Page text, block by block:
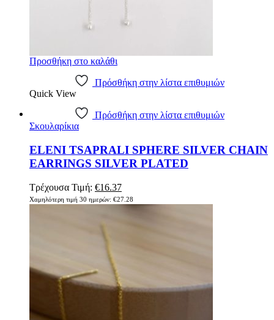
Προσθήκη στο καλάθι
Πρόσθήκη στην λίστα επιθυμιών
Quick View
Πρόσθήκη στην λίστα επιθυμιών
Σκουλαρίκια
ELENI TSAPRALI SPHERE SILVER CHAIN
EARRINGS SILVER PLATED
Τρέχουσα Τιμή: €16.37
Χαμηλότερη τιμή 30 ημερών: €27.28